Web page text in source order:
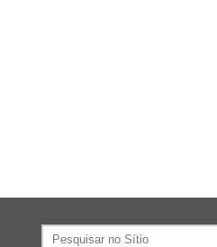
Pesquisar